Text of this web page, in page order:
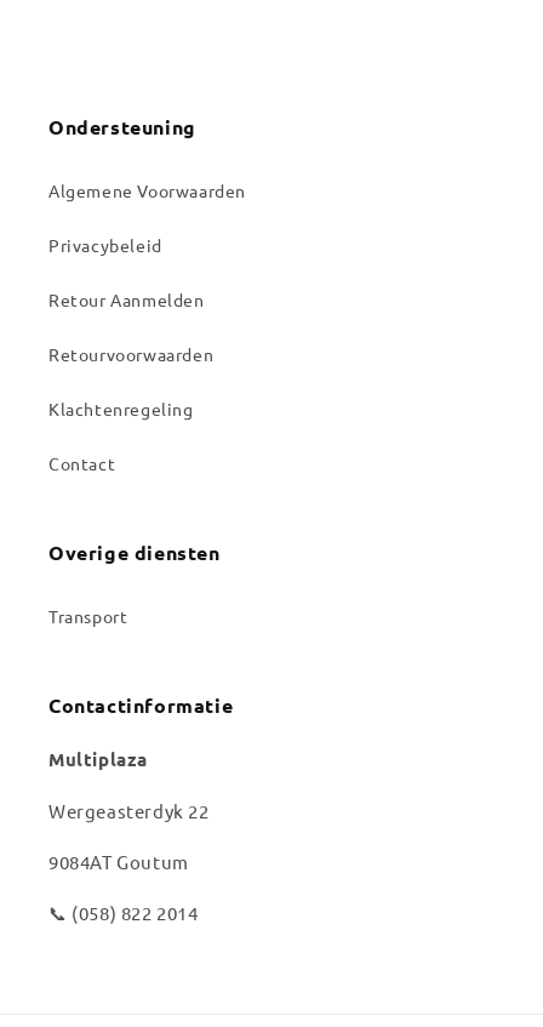
Ondersteuning
Algemene Voorwaarden
Privacybeleid
Retour Aanmelden
Retourvoorwaarden
Klachtenregeling
Contact
Overige diensten
Transport
Contactinformatie
Multiplaza
Wergeasterdyk 22
9084AT Goutum
📞 (058) 822 2014